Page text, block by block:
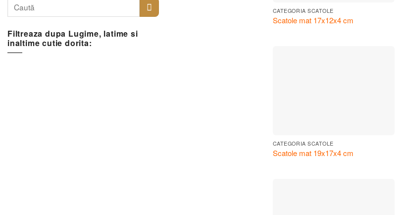
Filtreaza dupa Lugime, latime si
inaltime cutie dorita:
CATEGORIA SCATOLE
Scatole mat 17x12x4 cm
CATEGORIA SCATOLE
Scatole mat 19x17x4 cm